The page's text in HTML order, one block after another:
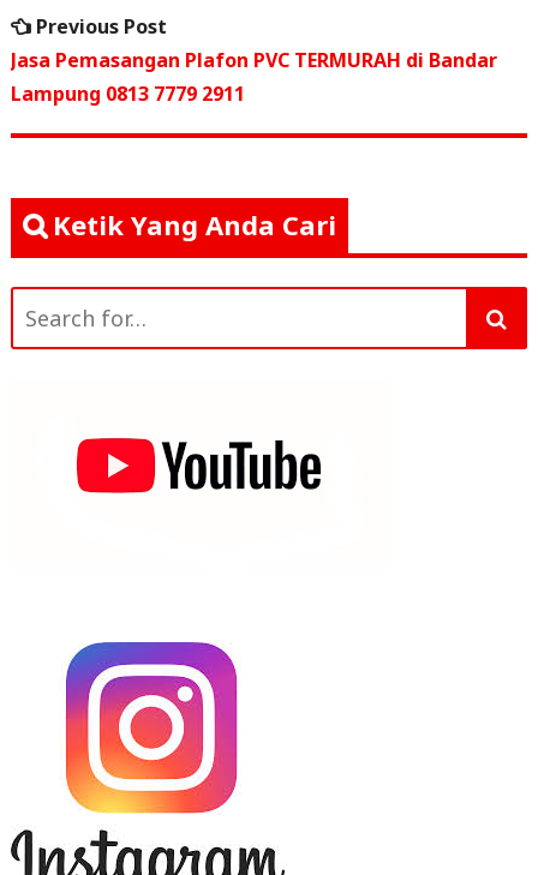
b
o
o
k
r
p
p
pos
Previous PostPrevious
post:
Jasa Pemasangan Plafon PVC TERMURAH di Bandar
Lampung 0813 7779 2911
Ketik Yang Anda Cari
for: